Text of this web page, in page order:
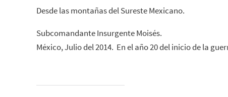
Desde las montañas del Sureste Mexicano.
Subcomandante Insurgente Moisés.
México, Julio del 2014. En el año 20 del inicio de la